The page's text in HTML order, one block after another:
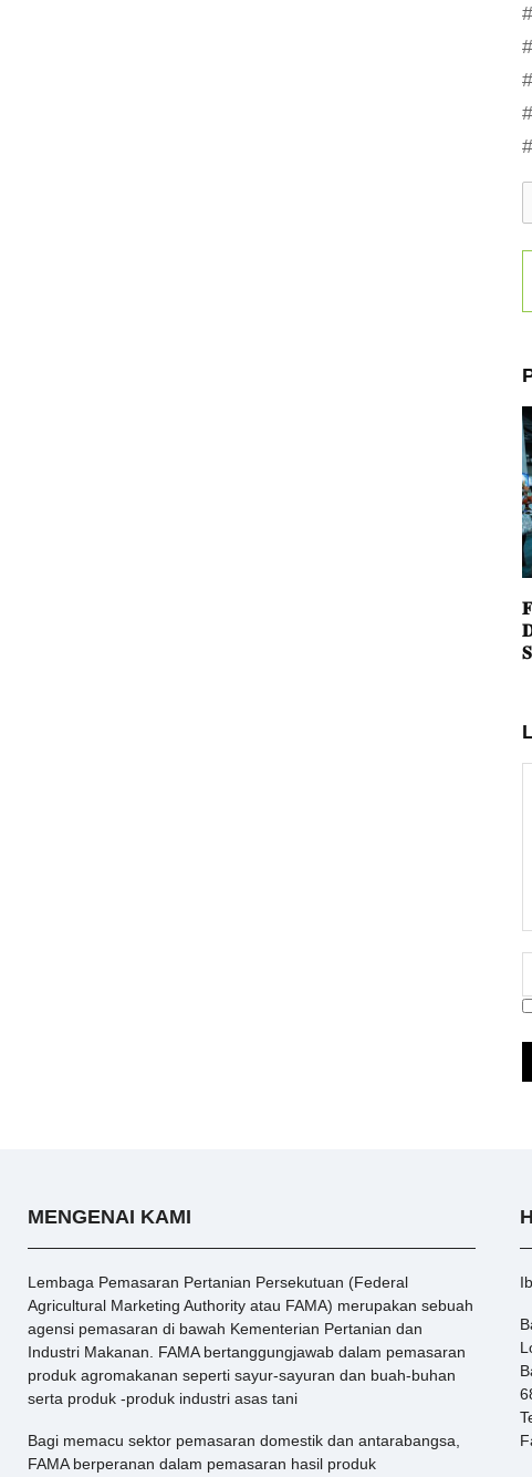
MENGENAI KAMI
Lembaga Pemasaran Pertanian Persekutuan (Federal
Agricultural Marketing Authority atau FAMA) merupakan sebuah
agensi pemasaran di bawah Kementerian Pertanian dan
Industri Makanan. FAMA bertanggungjawab dalam pemasaran
produk agromakanan seperti sayur-sayuran dan buah-buhan
serta produk -produk industri asas tani
Bagi memacu sektor pemasaran domestik dan antarabangsa,
FAMA berperanan dalam pemasaran hasil produk